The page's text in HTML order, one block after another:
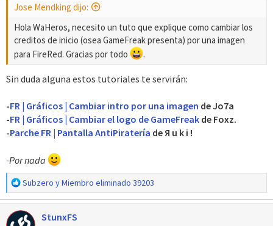
Jose Mendking dijo:
Hola WaHeros, necesito un tuto que explique como cambiar los
creditos de inicio (osea GameFreak presenta) por una imagen
para FireRed. Gracias por todo
.
Sin duda alguna estos tutoriales te servirán:
-FR | Gráficos | Cambiar intro por una imagen de Jo7a
-FR | Gráficos | Cambiar el logo de GameFreak de Foxz.
-Parche FR | Pantalla AntiPiratería de Я u k i !
-Por nada
R
e
a
c
Subzero yMiembro eliminado 39203
StunxFS